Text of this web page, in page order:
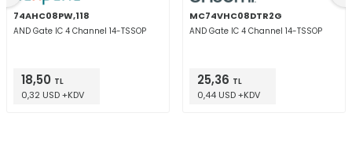
74AHC08PW,118
AND Gate IC 4 Channel 14-TSSOP
18,50 TL
0,32 USD +KDV
MC74VHC08DTR2G
AND Gate IC 4 Channel 14-TSSOP
25,36 TL
0,44 USD +KDV